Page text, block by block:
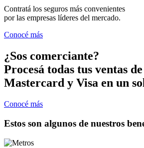
Contratá los seguros más convenientes
por las empresas líderes del mercado.
Conocé más
¿Sos comerciante?
Procesá todas tus ventas
Mastercard y Visa en un
Conocé más
Estos son algunos de nuestros